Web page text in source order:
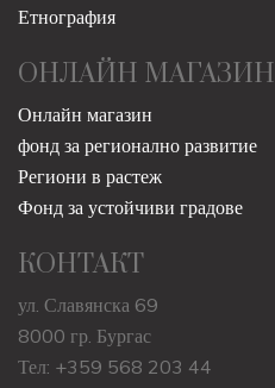
Етнография
ОНЛАЙН МАГАЗИН
Онлайн магазин
фонд за регионално развитие
Региони в растеж
Фонд за устойчиви градове
КОНТАКТ
ул. Славянска 69
8000 гр. Бургас
Тел: +359 568 203 44